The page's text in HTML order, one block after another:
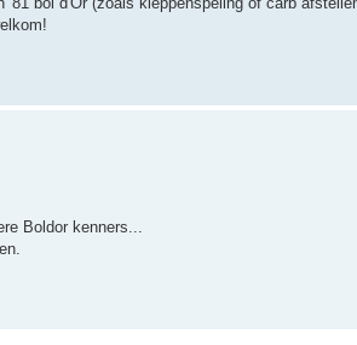
Boldor kenners...